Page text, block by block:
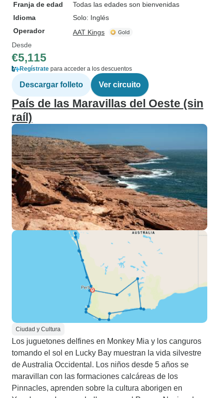
Franja de edad
Todas las edades son bienvenidas
Idioma
Solo: Inglés
Operador
AAT Kings
Desde
€5,115
Regístrate para acceder a los descuentos
Descargar folleto Ver circuito
País de las Maravillas del Oeste (sin
raíl)
Ciudad y Cultura
Los juguetones delfines en Monkey Mia y los canguros
tomando el sol en Lucky Bay muestran la vida silvestre
de Australia Occidental. Los niños desde 5 años se
maravillan con las formaciones calcáreas de los
Pinnacles, aprenden sobre la cultura aborigen en